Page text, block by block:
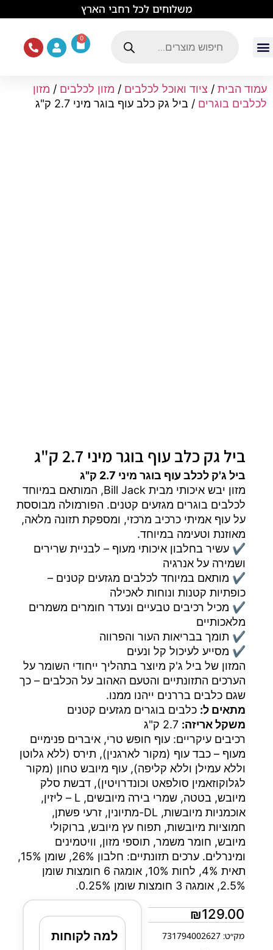
משלוחים לכל רחבי הארץ
0
עמוד הבית / ציוד ואוכל לכלבים / מזון לכלבים / מזון
לכלבים בוגרים / ביל גק כלב עוף בוגר מיני 2.7 ק"ג
ביל גק כלב עוף בוגר מיני 2.7 ק"ג
ביל ג'ק לכלב עוף בוגר מיני 2.7 ק"ג
מזון יבש איכותי מבית Bill Jack, המותאם במיוחד
לכלבים בוגרים מגזעים קטנים. הפורמולה מבוססת
על עוף אמיתי כרכיב מרכזי, ומספקת תזונה מלאה,
מאוזנת וטעימה במיוחד.
✔ עשיר בחלבון איכותי מעוף – לבניית שרירים
ושמירה על אנרגיה
✔ מותאם במיוחד לכלבים מגזעים קטנים –
כופתיות קטנות ונוחות לאכילה
✔ מכיל רכיבים טבעיים ונעדר חומרים משמרים
מלאכותיים
✔ תומך בבריאות העור והפרווה
✔ מסייע לעיכול קל ונעים
המזון של ביל ג'ק מיוצר בתהליך ייחודי השומר על
הערכים התזונתיים והטעם האהוב על הכלבים – כך
שגם כלבים בררנים ייהנו ממנו.
מתאים ל: כלבים בוגרים מגזעים קטנים
משקל אריזה:
רכיבים עיקריים: עוף חופש טרי, איברים פנימיים
מעוף – כבד עוף (מקור לארגנין), תירס (ללא גלוטן
וללא עמילן וללא קליפה), עוף מיובש טחון (מקור
לגלוקוזאמין סולפאט וכונדרויטין), דבשת סלק
מיובש, בטטה, שמרי בירה מיובשים, L – ליזין,
אוכמניות מיובשות, DL-מתיונין, זרעי פשתן,
חמוציות מיובשות, תפוח עץ מיובש, ברוקולי
מיובש, חומר משמר, תוספי מזון, וויטמינים
ומינרלים. ערכים תזונתיים: חלבון 26%, שומן 15%,
תאית 4%, לחות 10%, אומגה 6 חומצות שומן
2.5%, אומגה 3 חומצות שומן 0.25%.
₪129.00
מק״ט: 731794002627
למה לקוחות